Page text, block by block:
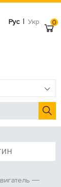
Рус | Укр 0